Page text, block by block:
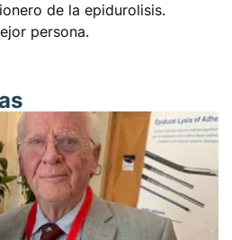
de la epidurolisis.
persona.